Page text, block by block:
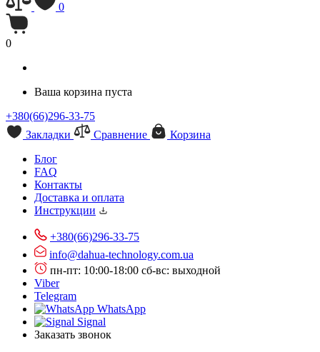
0
0
Ваша корзина пуста
+380(66)296-33-75
Закладки
Сравнение
Корзина
Блог
FAQ
Контакты
Доставка и оплата
Инструкции
+380(66)296-33-75
info@dahua-technology.com.ua
пн-пт: 10:00-18:00 сб-вс: выходной
Viber
Telegram
WhatsApp
Signal
Заказать звонок